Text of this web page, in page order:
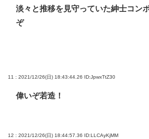
淡々と推移を見守っていた紳士コン
ぞ
11 : 2021/12/26(日) 18:43:44.26 ID:JpwxTtZ30
偉いぞ若造！
12 : 2021/12/26(日) 18:44:57.36 ID:LLCAyKjMM